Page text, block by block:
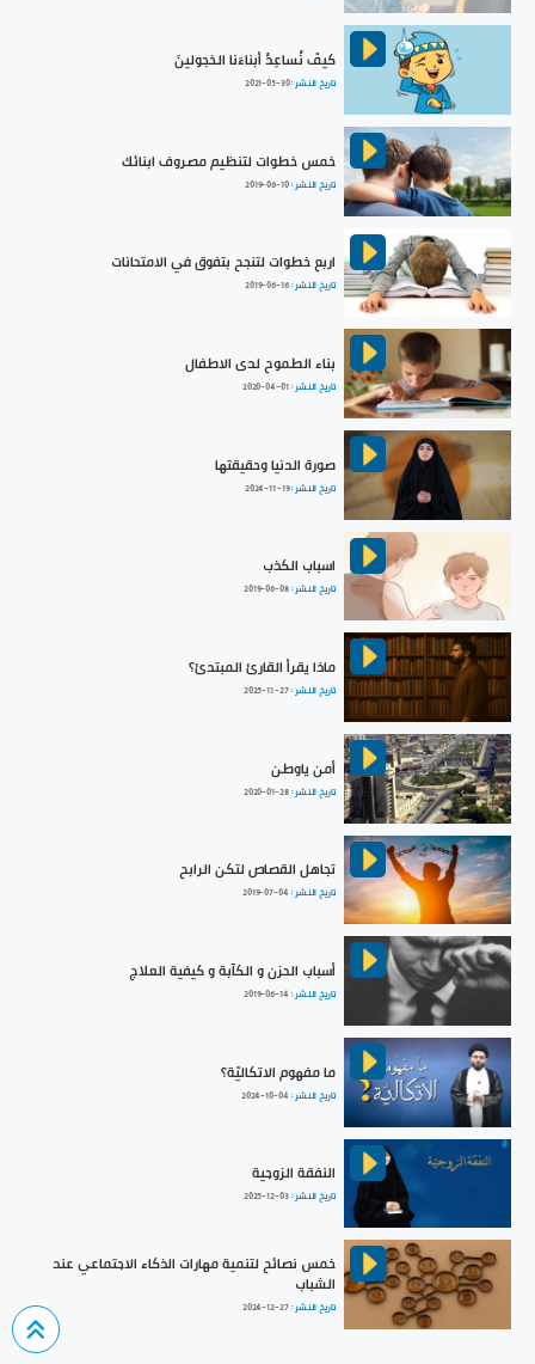
كيفَ نُساعِدُ أبناءَنا الخجولينَ
تاريخ النشر :2021-05-30
خمس خطوات لتنظيم مصروف ابنائك
تاريخ النشر :2019-06-10
اربع خطوات لتنجح بتفوق في الامتحانات
تاريخ النشر :2019-06-16
بناء الطموح لدى الاطفال
تاريخ النشر :2020-04-01
صورة الدنيا وحقيقتها
تاريخ النشر :2024-11-19
اسباب الكذب
تاريخ النشر :2019-06-08
ماذا يقرأ القارئ المبتدئ؟
تاريخ النشر :2025-11-27
أمن ياوطن
تاريخ النشر :2020-01-28
تجاهل القصاص لتكن الرابح
تاريخ النشر : 2019-07-04
أسباب الحزن و الكآبة و كيفية العلاج
تاريخ النشر : 2019-06-14
ما مفهوم الاتكاليّة؟
تاريخ النشر : 2024-10-04
النفقة الزوجية
تاريخ النشر :2025-12-03
خمس نصائح لتنمية مهارات الذكاء الاجتماعي عند
الشباب
تاريخ النشر :2024-12-27